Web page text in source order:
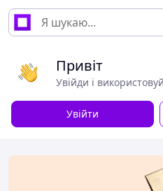
Привіт
Увійди і
Увійти